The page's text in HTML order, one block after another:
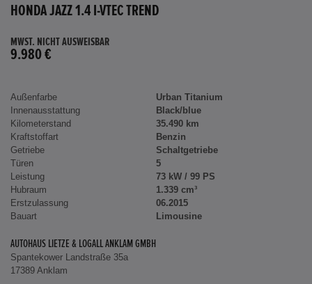
HONDA JAZZ 1.4 I-VTEC TREND
MWST. NICHT AUSWEISBAR
9.980 €
Außenfarbe
Urban Titanium
Innenausstattung
Black/blue
Kilometerstand
35.490 km
Kraftstoffart
Benzin
Getriebe
Schaltgetriebe
Türen
5
Leistung
73 kW / 99 PS
Hubraum
1.339 cm³
Erstzulassung
06.2015
Bauart
Limousine
AUTOHAUS LIETZE & LOGALL ANKLAM GMBH
Spantekower Landstraße 35a
17389 Anklam